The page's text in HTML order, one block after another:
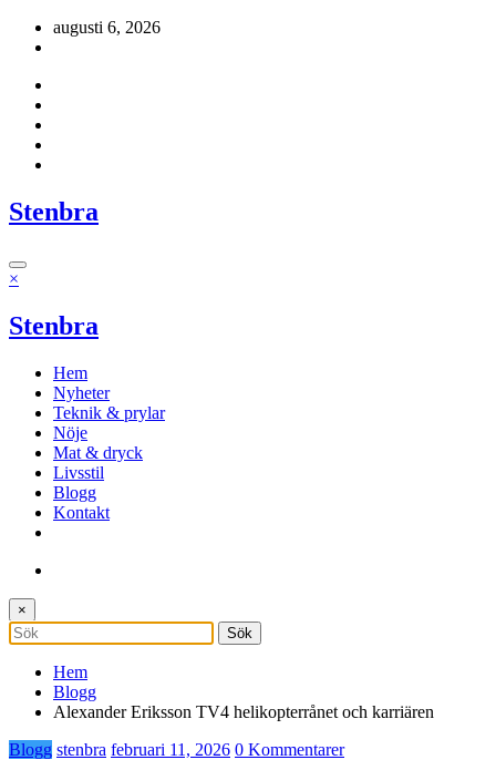
Hoppaaugusti 6, 2026
Stenbra
×
Stenbra
Hem
Nyheter
Teknik & prylar
Nöje
Mat & dryck
Livsstil
Blogg
Kontakt
×
Hem
Blogg
Alexander Eriksson TV4 helikopterrånet och karriären
Blogg stenbra februari 11, 2026 0 Kommentarer